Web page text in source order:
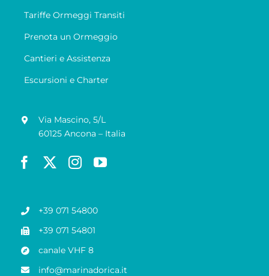
Tariffe Ormeggi Transiti
Prenota un Ormeggio
Cantieri e Assistenza
Escursioni e Charter
Via Mascino, 5/L
60125 Ancona – Italia
+39 071 54800
+39 071 54801
canale VHF 8
info@marinadorica.it